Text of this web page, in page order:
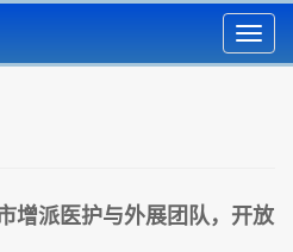
增派医护与外展团队，开放